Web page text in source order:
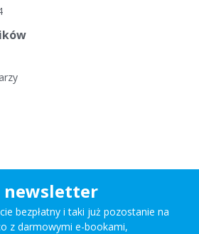
newsletter
bezpłatny i taki już pozostanie na
z darmowymi e-bookami,